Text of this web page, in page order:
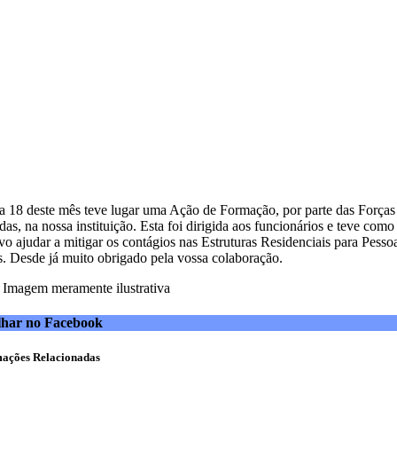
18 deste mês teve lugar uma Ação de Formação, por parte das Forças
na nossa instituição. Esta foi dirigida aos funcionários e teve como
ajudar a mitigar os contágios nas Estruturas Residenciais para
Desde já muito obrigado pela vossa colaboração.
Imagem meramente ilustrativa
no Facebook
Relacionadas